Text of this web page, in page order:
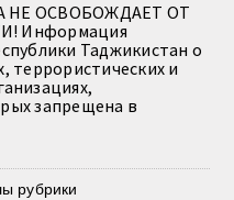
НЕ ОСВОБОЖДАЕТ ОТ
Информация
Таджикистан о
террористических и
запрещена в
рубрики